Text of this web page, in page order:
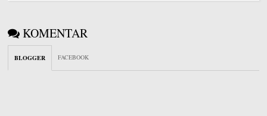
KOMENTAR
BLOGGER FACEBOOK